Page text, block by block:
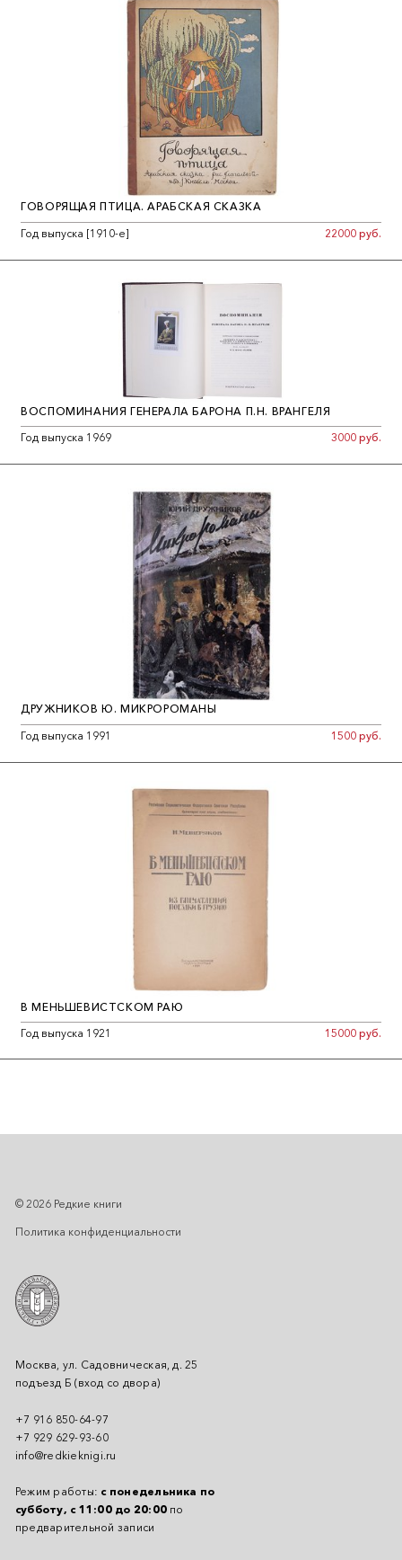
ГОВОРЯЩАЯ ПТИЦА. АРАБСКАЯ СКАЗКА
Год выпуска [1910-е]
22000 руб.
ВОСПОМИНАНИЯ ГЕНЕРАЛА БАРОНА П.Н. ВРАНГЕЛЯ
Год выпуска 1969
3000 руб.
ДРУЖНИКОВ Ю. МИКРОРОМАНЫ
Год выпуска 1991
1500 руб.
В МЕНЬШЕВИСТСКОМ РАЮ
Год выпуска 1921
15000 руб.
Москва, ул. Садовническая, д. 25
подъезд Б (вход со двора)
+7 916 850-64-97
+7 929 629-93-60
info@redkieknigi.ru
Режим работы: с понедельника по
субботу, с 11:00 до 20:00 по
предварительной записи
© 2026 Редкие книги
Политика конфиденциальности